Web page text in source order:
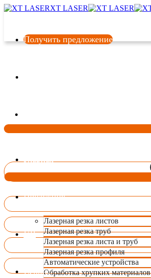
XT LASER
Получить предложение
Главная
Продукция
Лазерная резка листов
Лазерная резка труб
Лазерная резка листа и труб
Лазерная резка профиля
Автоматические устройства
Обработка хрупких материалов
VR
Сервис